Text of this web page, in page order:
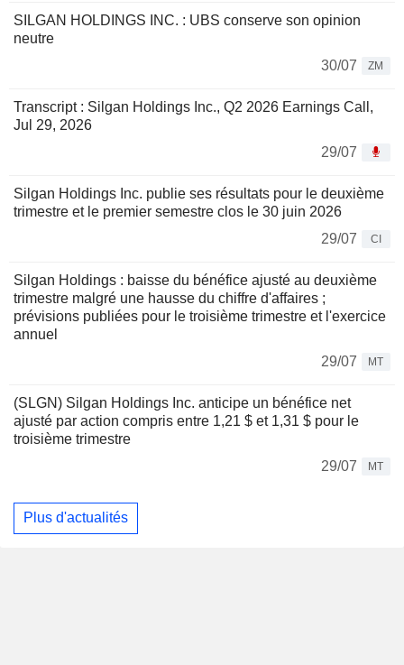
SILGAN HOLDINGS INC. : UBS conserve son opinion
neutre
30/07
ZM
Transcript : Silgan Holdings Inc., Q2 2026 Earnings Call,
Jul 29, 2026
29/07
Silgan Holdings Inc. publie ses résultats pour le deuxième
trimestre et le premier semestre clos le 30 juin 2026
29/07
CI
Silgan Holdings : baisse du bénéfice ajusté au deuxième
trimestre malgré une hausse du chiffre d'affaires ;
prévisions publiées pour le troisième trimestre et l'exercice
annuel
29/07
MT
(SLGN) Silgan Holdings Inc. anticipe un bénéfice net
ajusté par action compris entre 1,21 $ et 1,31 $ pour le
troisième trimestre
29/07
MT
Plus d'actualités